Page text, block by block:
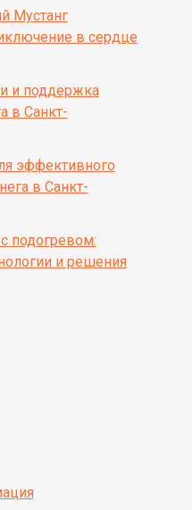
Мустанг
в сердце
и поддержка
в Санкт-
эффективного
в Санкт-
подогревом:
и решения